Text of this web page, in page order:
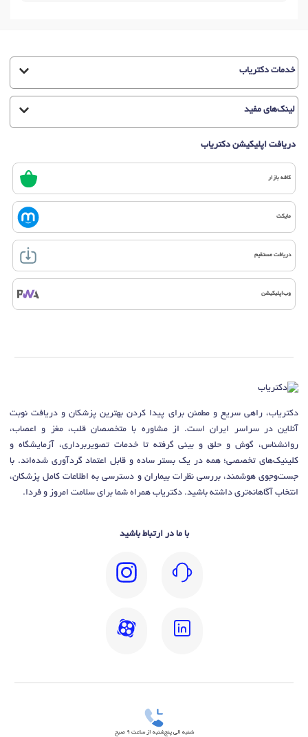
خدمات دکتریاب
لینک‌های مفید
دریافت اپلیکیشن دکتریاب
کافه بازار
مایکت
دریافت مستقیم
وب‌اپلیکیشن
دکتریاب، راهی سریع و مطمئن برای پیدا کردن بهترین پزشکان و دریافت نوبت
آنلاین در سراسر ایران است. از مشاوره با متخصصان قلب، مغز و اعصاب،
روانشناس، گوش و حلق و بینی گرفته تا خدمات تصویربرداری، آزمایشگاه و
کلینیک‌های تخصصی؛ همه در یک بستر ساده و قابل اعتماد گردآوری شده‌اند. با
جست‌وجوی هوشمند، بررسی نظرات بیماران و دسترسی به اطلاعات کامل پزشکان،
انتخاب آگاهانه‌تری داشته باشید. دکتریاب همراه شما برای سلامت امروز و فردا.
با ما در ارتباط باشید
شنبه الی پنج‌شنبه از ساعت 9 صبح